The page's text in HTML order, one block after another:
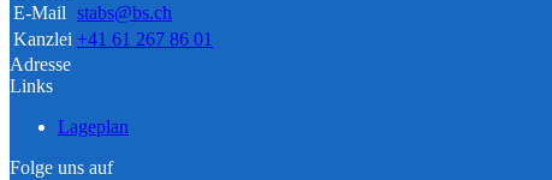
E-Mail stabs@bs.ch
Kanzlei +41 61 267 86 01
Adresse
Links
Lageplan
Folge uns auf